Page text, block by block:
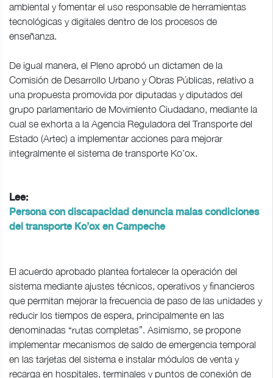
ambiental y fomentar el uso responsable de herramientas
tecnológicas y digitales dentro de los procesos de
enseñanza.
De igual manera, el Pleno aprobó un dictamen de la
Comisión de Desarrollo Urbano y Obras Públicas, relativo a
una propuesta promovida por diputadas y diputados del
grupo parlamentario de Movimiento Ciudadano, mediante la
cual se exhorta a la Agencia Reguladora del Transporte del
Estado (Artec) a implementar acciones para mejorar
integralmente el sistema de transporte Ko’ox.
Lee:
Persona con discapacidad denuncia malas condiciones
del transporte Ko’ox en Campeche
El acuerdo aprobado plantea fortalecer la operación del
sistema mediante ajustes técnicos, operativos y financieros
que permitan mejorar la frecuencia de paso de las unidades y
reducir los tiempos de espera, principalmente en las
denominadas “rutas completas”. Asimismo, se propone
implementar mecanismos de saldo de emergencia temporal
en las tarjetas del sistema e instalar módulos de venta y
recarga en hospitales, terminales y puntos de conexión de